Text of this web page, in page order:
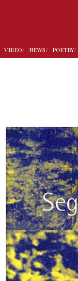
VIDEO/ NEWS/ POETRY/